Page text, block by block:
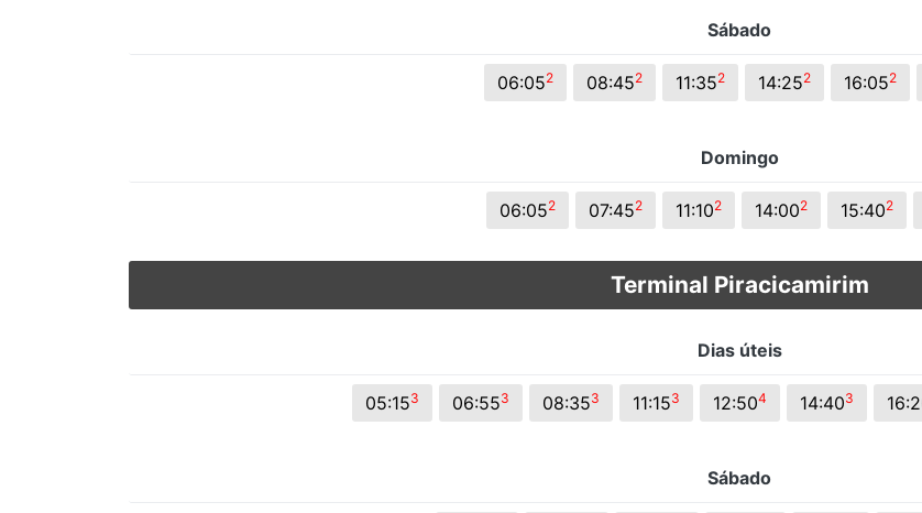
Sábado
06:052 08:452 11:352 14:252 16:052
Domingo
06:052 07:452 11:102 14:002 15:402
Terminal Piracicamirim
Dias úteis
05:153 06:553 08:353 11:153 12:504 14:403
Sábado